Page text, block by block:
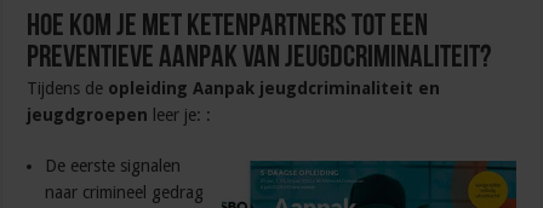
Hoe kom je met ketenpartners tot een
preventieve aanpak van jeugdcriminaliteit?
Tijdens de opleiding Aanpak jeugdcriminaliteit en
jeugdgroepen leer je: :
De eerste signalen
naar crimineel gedrag